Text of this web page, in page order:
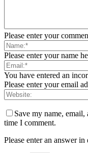
Please enter your
Please enter your name
You have entered an
Please enter your email
Save my name,
time I comment.
Please enter an answer in